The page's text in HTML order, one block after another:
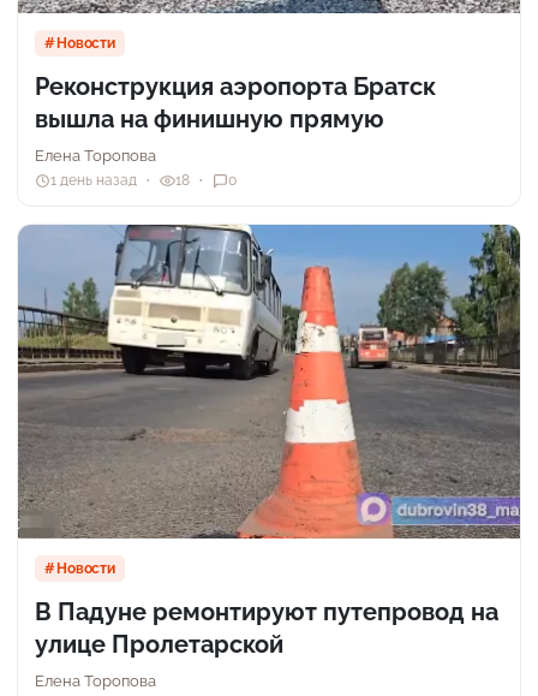
Новости
Реконструкция аэропорта Братск
вышла на финишную прямую
Елена Торопова
1 день назад 18 0
Новости
В Падуне ремонтируют путепровод на
улице Пролетарской
Елена Торопова